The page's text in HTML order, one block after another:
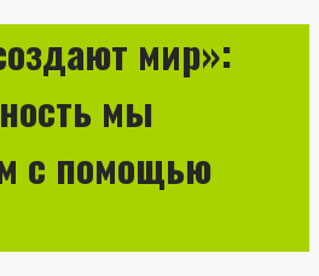
мир»:
мы
с помощью